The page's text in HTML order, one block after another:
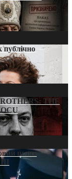
публічно
THE
шлях
III